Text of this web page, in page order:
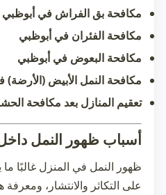
مكافحة بق الفراش في أبوظبي
مكافحة الفئران في أبوظبي
مكافحة البعوض في أبوظبي
مكافحة النمل الأبيض (الأرضة)
تعقيم المنازل بعد مكافحة
أسباب ظهور النمل
ظهور النمل في المنزل غالبًا
على التكاثر والانتشار،